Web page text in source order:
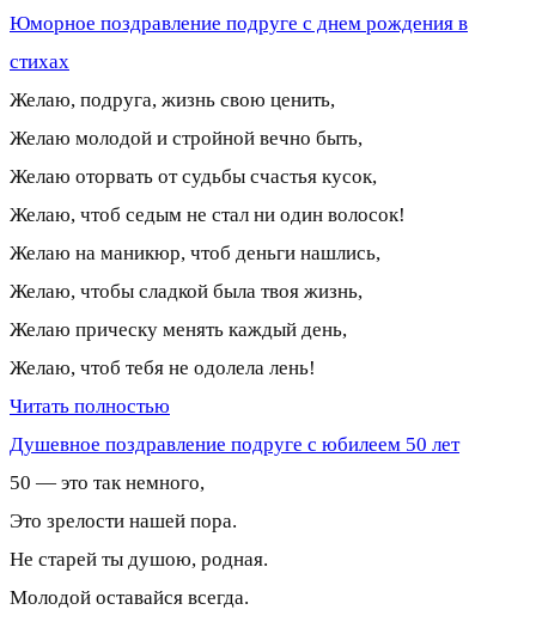
Юморное поздравление подруге с днем рождения в
стихах
Желаю, подруга, жизнь свою ценить,
Желаю молодой и стройной вечно быть,
Желаю оторвать от судьбы счастья кусок,
Желаю, чтоб седым не стал ни один волосок!
Желаю на маникюр, чтоб деньги нашлись,
Желаю, чтобы сладкой была твоя жизнь,
Желаю прическу менять каждый день,
Желаю, чтоб тебя не одолела лень!
Читать полностью
Душевное поздравление подруге с юбилеем 50 лет
50 — это так немного,
Это зрелости нашей пора.
Не старей ты душою, родная.
Молодой оставайся всегда.